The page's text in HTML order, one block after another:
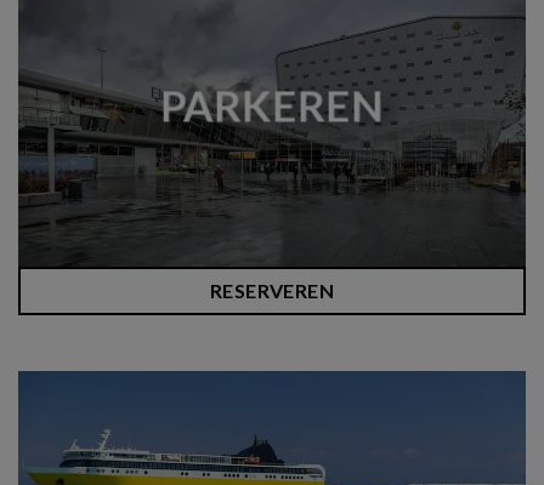
PARKEREN
RESERVEREN